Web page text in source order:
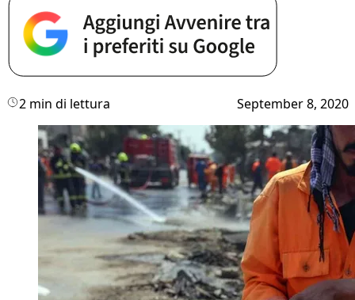
2 min di lettura September 8, 2020